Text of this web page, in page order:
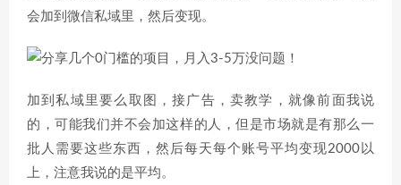
会加到微信私域里，然后变现。
加到私域里要么取图，接广告，卖教学，就像前面我说
的，可能我们并不会加这样的人，但是市场就是有那么一
批人需要这些东西，然后每天每个账号平均变现2000以
上，注意我说的是平均。